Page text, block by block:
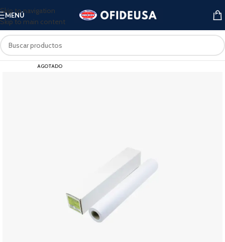
Skip to navigation
Skip to main content
MENÚ
AGOTADO